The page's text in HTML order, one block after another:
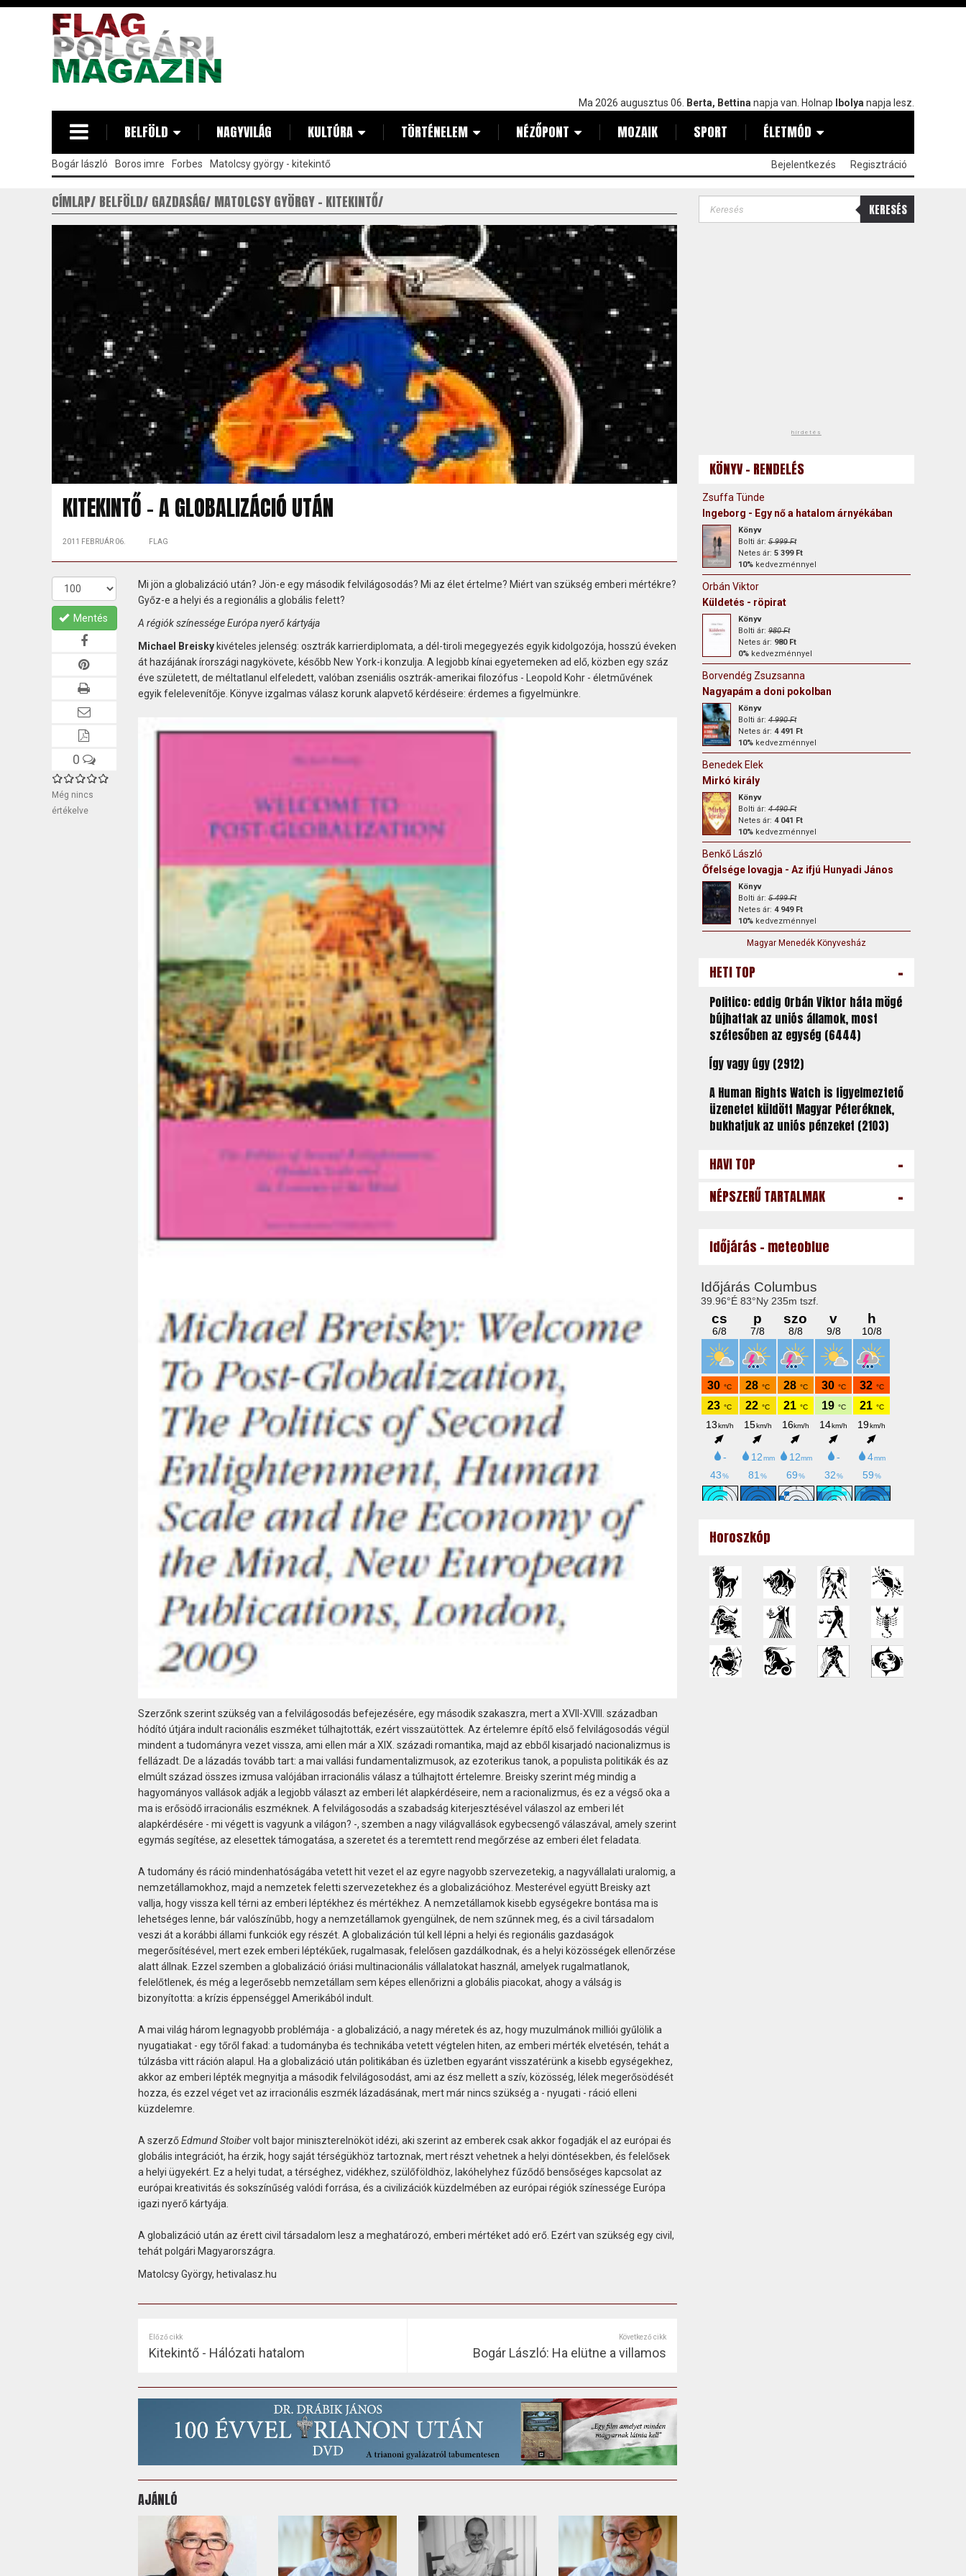
Ma 2026 augusztus 06. Berta, Bettina napja van. Holnap Ibolya napja lesz.
BELFÖLD NAGYVILÁG KULTÚRA TÖRTÉNELEM NÉZŐPONT MOZAIK SPORT ÉLETMÓD
Bogár lászló Boros imre Forbes Matolcsy györgy - kitekintő Bejelentkezés Regisztráció
CÍMLAP BELFÖLD GAZDASÁG MATOLCSY GYÖRGY - KITEKINTŐ
KITEKINTŐ - A GLOBALIZÁCIÓ UTÁN
2011 FEBRUÁR 06. FLAG
Mentés
0
Még nincs
értékelve
Mi jön a globalizáció után? Jön-e egy második felvilágosodás? Mi az élet értelme? Miért van szükség emberi mértékre?
Győz-e a helyi és a regionális a globális felett?
A régiók színessége Európa nyerő kártyája
Michael Breisky kivételes jelenség: osztrák karrierdiplomata, a dél-tiroli megegyezés egyik kidolgozója, hosszú éveken
át hazájának írországi nagykövete, később New York-i konzulja. A legjobb kínai egyetemeken ad elő, közben egy száz
éve született, de méltatlanul elfeledett, valóban zseniális osztrák-amerikai filozófus - Leopold Kohr - életművének
egyik felelevenítője. Könyve izgalmas válasz korunk alapvető kérdéseire: érdemes a figyelmünkre.
Szerzőnk szerint szükség van a felvilágosodás befejezésére, egy második szakaszra, mert a XVII-XVIII. században
hódító útjára indult racionális eszméket túlhajtották, ezért visszaütöttek. Az értelemre építő első felvilágosodás végül
mindent a tudományra vezet vissza, ami ellen már a XIX. századi romantika, majd az ebből kisarjadó nacionalizmus is
fellázadt. De a lázadás tovább tart: a mai vallási fundamentalizmusok, az ezoterikus tanok, a populista politikák és az
elmúlt század összes izmusa valójában irracionális válasz a túlhajtott értelemre. Breisky szerint még mindig a
hagyományos vallások adják a legjobb választ az emberi lét alapkérdéseire, nem a racionalizmus, és ez a végső oka a
ma is erősödő irracionális eszméknek. A felvilágosodás a szabadság kiterjesztésével válaszol az emberi lét
alapkérdésére - mi végett is vagyunk a világon? -, szemben a nagy világvallások egybecsengő válaszával, amely szerint
egymás segítése, az elesettek támogatása, a szeretet és a teremtett rend megőrzése az emberi élet feladata.
A tudomány és ráció mindenhatóságába vetett hit vezet el az egyre nagyobb szervezetekig, a nagyvállalati uralomig, a
nemzetállamokhoz, majd a nemzetek feletti szervezetekhez és a globalizációhoz. Mesterével együtt Breisky azt
vallja, hogy vissza kell térni az emberi léptékhez és mértékhez. A nemzetállamok kisebb egységekre bontása ma is
lehetséges lenne, bár valószínűbb, hogy a nemzetállamok gyengülnek, de nem szűnnek meg, és a civil társadalom
veszi át a korábbi állami funkciók egy részét. A globalizáción túl kell lépni a helyi és regionális gazdaságok
megerősítésével, mert ezek emberi léptékűek, rugalmasak, felelősen gazdálkodnak, és a helyi közösségek ellenőrzése
alatt állnak. Ezzel szemben a globalizáció óriási multinacionális vállalatokat használ, amelyek rugalmatlanok,
felelőtlenek, és még a legerősebb nemzetállam sem képes ellenőrizni a globális piacokat, ahogy a válság is
bizonyította: a krízis éppenséggel Amerikából indult.
A mai világ három legnagyobb problémája - a globalizáció, a nagy méretek és az, hogy muzulmánok milliói gyűlölik a
nyugatiakat - egy tőről fakad: a tudományba és technikába vetett végtelen hiten, az emberi mérték elvetésén, tehát a
túlzásba vitt ráción alapul. Ha a globalizáció után politikában és üzletben egyaránt visszatérünk a kisebb egységekhez,
akkor az emberi lépték megnyitja a második felvilágosodást, ami az ész mellett a szív, közösség, lélek megerősödését
hozza, és ezzel véget vet az irracionális eszmék lázadásának, mert már nincs szükség a - nyugati - ráció elleni
küzdelemre.
A szerzőEdmund Stoibervolt bajor miniszterelnököt idézi, aki szerint az emberek csak akkor fogadják el az európai és
globális integrációt, ha érzik, hogy saját térségükhöz tartoznak, mert részt vehetnek a helyi döntésekben, és felelősek
a helyi ügyekért. Ez a helyi tudat, a térséghez, vidékhez, szülőföldhöz, lakóhelyhez fűződő bensőséges kapcsolat az
európai kreativitás és sokszínűség valódi forrása, és a civilizációk küzdelmében az európai régiók színessége Európa
igazi nyerő kártyája.
A globalizáció után az érett civil társadalom lesz a meghatározó, emberi mértéket adó erő. Ezért van szükség egy civil,
tehát polgári Magyarországra.
Matolcsy György, hetivalasz.hu
Előző cikk
Kitekintő - Hálózati hatalom
Következő cikk
Bogár László: Ha elütne a villamos
AJÁNLÓ
KERESÉS
hirdetés
KÖNYV - RENDELÉS
Zsuffa Tünde
Ingeborg - Egy nő a hatalom árnyékában
Könyv
Bolti ár:5 999 Ft
Netes ár: 5 399 Ft
10%kedvezménnyel
Orbán Viktor
Küldetés - röpirat
Könyv
Bolti ár:980 Ft
Netes ár: 980 Ft
0%kedvezménnyel
Borvendég Zsuzsanna
Nagyapám a doni pokolban
Könyv
Bolti ár:4 990 Ft
Netes ár: 4 491 Ft
10%kedvezménnyel
Benedek Elek
Mirkó király
Könyv
Bolti ár:4 490 Ft
Netes ár: 4 041 Ft
10%kedvezménnyel
Benkő László
Őfelsége lovagja - Az ifjú Hunyadi János
Könyv
Bolti ár:5 499 Ft
Netes ár: 4 949 Ft
10%kedvezménnyel
Magyar Menedék Könyvesház
HETI TOP -
Politico: eddig Orbán Viktor háta mögé
bújhattak az uniós államok, most
szétesőben az egység (6444)
Így vagy úgy (2912)
A Human Rights Watch is figyelmeztető
üzenetet küldött Magyar Péteréknek,
bukhatjuk az uniós pénzeket (2103)
HAVI TOP -
NÉPSZERŰ TARTALMAK -
Időjárás - meteoblue
Horoszkóp